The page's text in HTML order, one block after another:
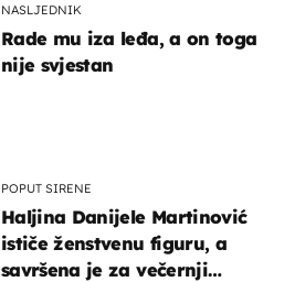
NASLJEDNIK
Rade mu iza leđa, a on toga
nije svjestan
POPUT SIRENE
Haljina Danijele Martinović
ističe ženstvenu figuru, a
savršena je za večernji